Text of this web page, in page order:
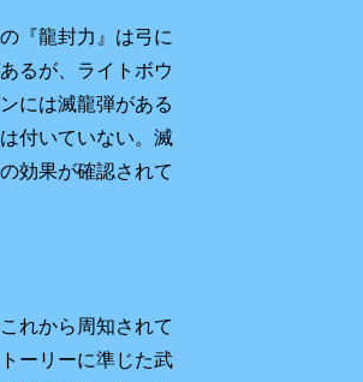
『龍封力 』は弓に
るが、ライトボウ
には滅龍弾がある
付いていない。滅
効果が確認されて
れから周知されて
ーリーに準じた武